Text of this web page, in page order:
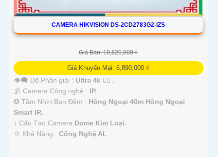
CAMERA HIKVISION DS-2CD2783G2-IZS
Giá Bán: 10,620,000 ₫
Giá Khuyến Mại: 6,890,000 ₫
👁️‍🗨 Độ Phân giải : Ultra 4k 👍🏾 .
🕉️ Camera Công nghệ : IP.
✪ Tầm Nhìn Ban Đêm : Hồng Ngoại 40m Hồng Ngoại
Smart IR.
↕️ Cấu Tạo Camera Dome Kim Loại.
️💠 Khả Năng : Công Nghệ AI.